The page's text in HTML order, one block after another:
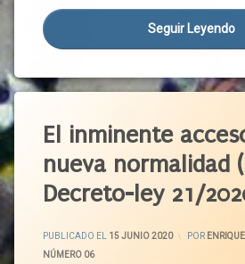
Gran
Recesión
Impacto
Ingreso
Ingresos
Inmigrante
Manufacturas
Pandemia
Personas
Seguir Leyendo
Social
Efecto
Mateo
Encuesta
Estructura
Estudio
Eurofound
FMI
El inminente
nueva normalidad
Decreto-ley 21/
PUBLICADO EL 15 JUNIO 2020 POR
CATEGORÍAS:
NÚMERO 06
Alertas
Sanitarias
Brote
Castilla
Y León
CCOO